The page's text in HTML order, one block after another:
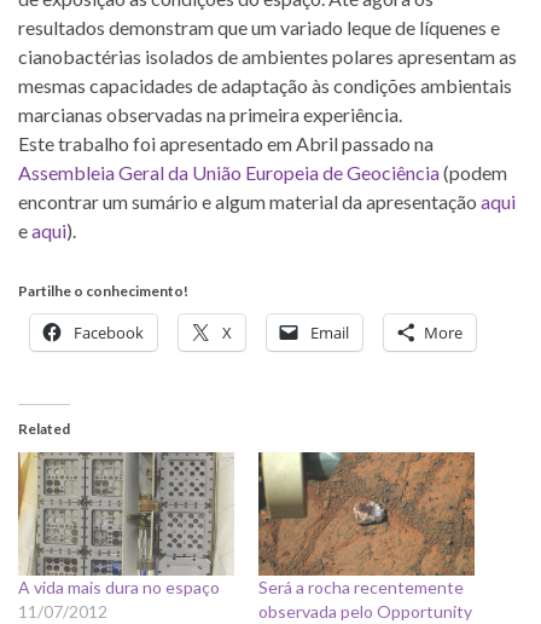
resultados demonstram que um variado leque de líquenes e
cianobactérias isolados de ambientes polares apresentam as
mesmas capacidades de adaptação às condições ambientais
marcianas observadas na primeira experiência.
Este trabalho foi apresentado em Abril passado na
Assembleia Geral da União Europeia de Geociência(podem
encontrar um sumário e algum material da apresentação aqui
eaqui).
Partilhe o conhecimento!
Facebook X Email More
Related
A vida mais dura no espaço
11/07/2012
Será a rocha recentemente
observada pelo Opportunity